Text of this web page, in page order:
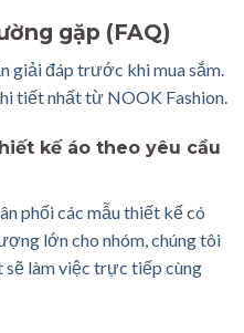
gặp (FAQ)
giải đáp trước khi mua sắm.
tiết nhất từ NOOK Fashion.
kế áo theo yêu cầu
phối các mẫu thiết kế có
lớn cho nhóm, chúng tôi
sẽ làm việc trực tiếp cùng